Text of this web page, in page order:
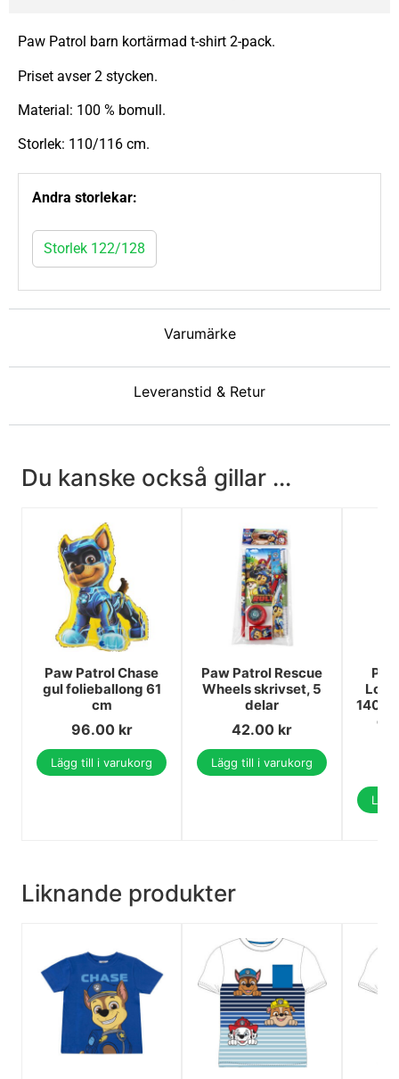
Varumärke
Leveranstid & Retur
Paw Patrol barn kortärmad t-shirt 2-pack.
Priset avser 2 stycken.
Material: 100 % bomull.
Storlek: 110/116 cm.
Andra storlekar:
Storlek 122/128
Du kanske också gillar ...
Paw Patrol Chase
gul folieballong 61
cm
96.00 kr
Lägg till i varukorg
Paw Patrol Rescue
Wheels skrivset, 5
delar
42.00 kr
Lägg till i varukorg
Liknande produkter